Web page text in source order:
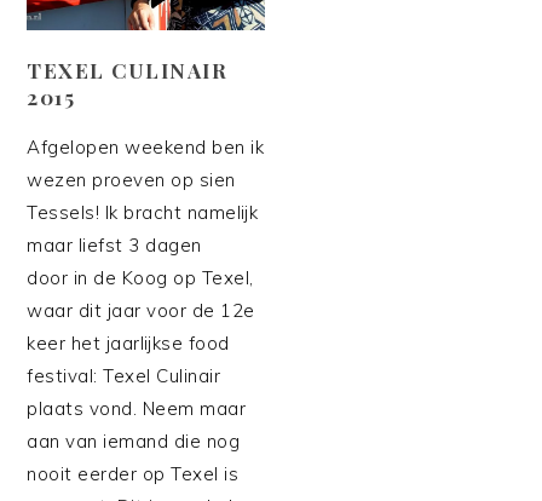
TEXEL CULINAIR
2015
Afgelopen weekend ben ik
wezen proeven op sien
Tessels! Ik bracht namelijk
maar liefst 3 dagen
door in de Koog op Texel,
waar dit jaar voor de 12e
keer het jaarlijkse food
festival: Texel Culinair
plaats vond. Neem maar
aan van iemand die nog
nooit eerder op Texel is